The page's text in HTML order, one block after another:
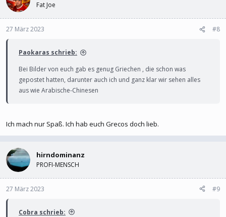
Fat Joe
27 März 2023 #8
Paokaras schrieb:
Bei Bilder von euch gab es genug Griechen , die schon was
gepostet hatten, darunter auch ich und ganz klar wir sehen alles
aus wie Arabische-Chinesen
Ich mach nur Spaß. Ich hab euch Grecos doch lieb.
hirndominanz
PROFI-MENSCH
27 März 2023 #9
Cobra schrieb: